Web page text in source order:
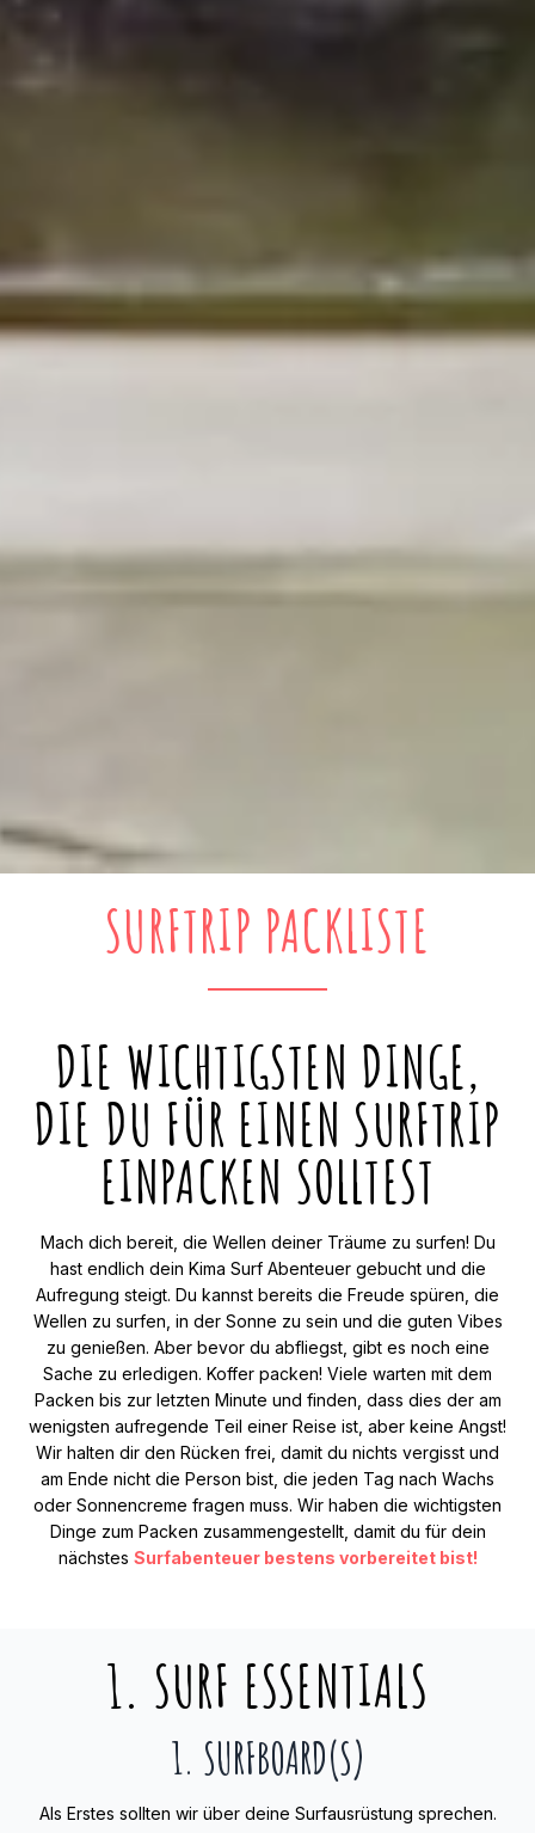
SURFTRIP PACKLISTE
DIE WICHTIGSTEN DINGE,
DIE DU FÜR EINEN SURFTRIP
EINPACKEN SOLLTEST
Mach dich bereit, die Wellen deiner Träume zu surfen! Du
hast endlich dein Kima Surf Abenteuer gebucht und die
Aufregung steigt. Du kannst bereits die Freude spüren, die
Wellen zu surfen, in der Sonne zu sein und die guten Vibes
zu genießen. Aber bevor du abfliegst, gibt es noch eine
Sache zu erledigen. Koffer packen! Viele warten mit dem
Packen bis zur letzten Minute und finden, dass dies der am
wenigsten aufregende Teil einer Reise ist, aber keine Angst!
Wir halten dir den Rücken frei, damit du nichts vergisst und
am Ende nicht die Person bist, die jeden Tag nach Wachs
oder Sonnencreme fragen muss. Wir haben die wichtigsten
Dinge zum Packen zusammengestellt, damit du für dein
nächstes Surfabenteuer bestens vorbereitet bist!
1. SURF ESSENTIALS
1. SURFBOARD(S)
Als Erstes sollten wir über deine Surfausrüstung sprechen.